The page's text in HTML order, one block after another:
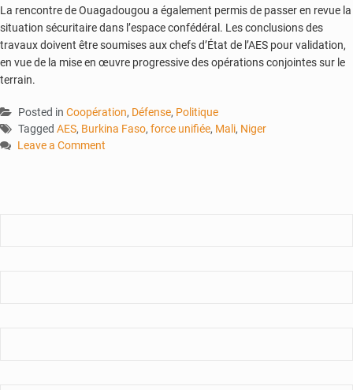
La rencontre de Ouagadougou a également permis de passer en revue la
situation sécuritaire dans l’espace confédéral. Les conclusions des
travaux doivent être soumises aux chefs d’État de l’AES pour validation,
en vue de la mise en œuvre progressive des opérations conjointes sur le
terrain.
Posted in Coopération, Défense, Politique
Tagged AES, Burkina Faso, force unifiée, Mali, Niger
Leave a Comment